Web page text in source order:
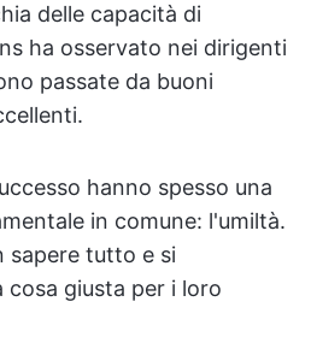
delle capacità di
ha osservato nei dirigenti
passate da buoni
hanno spesso una
in comune: l'umiltà.
sapere tutto e si
cosa giusta per i loro